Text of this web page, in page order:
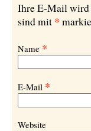
Ihre E-Mail wird
sind mit *
Name *
E-Mail *
Website